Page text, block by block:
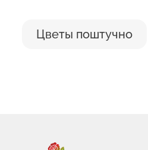
Цветы поштучно